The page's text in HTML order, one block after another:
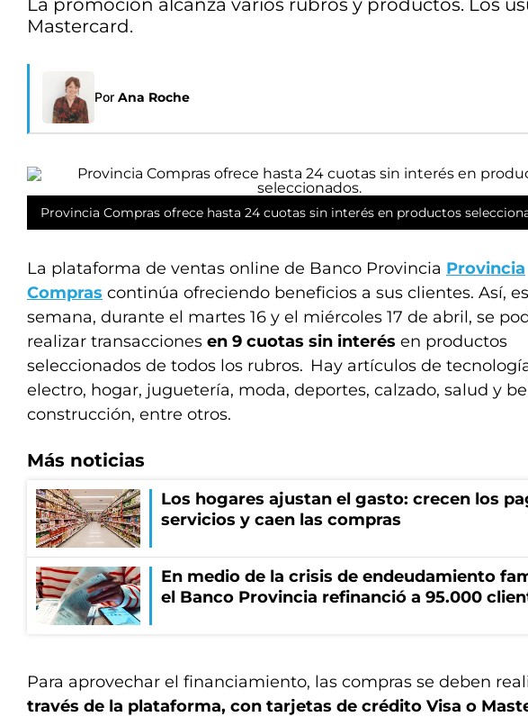
La promoción alcanza varios rubros y productos. Los
Mastercard.
Por Ana Roche
Provincia Compras ofrece hasta 24 cuotas sin interés en productos
La plataforma de ventas online de Banco Provincia Provincia
Compras continúa ofreciendo beneficios a sus clientes. Así,
semana, durante el martes 16 y el miércoles 17 de abril, se
realizar transacciones en 9 cuotas sin interés en productos
seleccionados de todos los rubros. Hay artículos de
electro, hogar, juguetería, moda, deportes, calzado, salud y
construcción, entre otros.
Más noticias
Los hogares ajustan el gasto: crecen los
servicios y caen las compras
En medio de la crisis de endeudamiento
el Banco Provincia refinanció a 95.000
Para aprovechar el financiamiento, las compras se deben
través de la plataforma, con tarjetas de crédito Visa o